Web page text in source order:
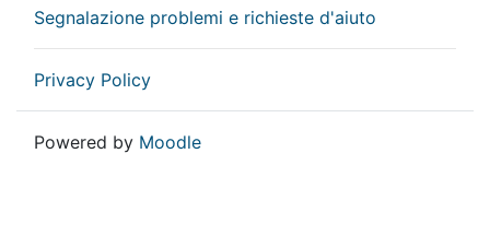
Segnalazione problemi e richieste d'aiuto
Privacy Policy
Powered by Moodle